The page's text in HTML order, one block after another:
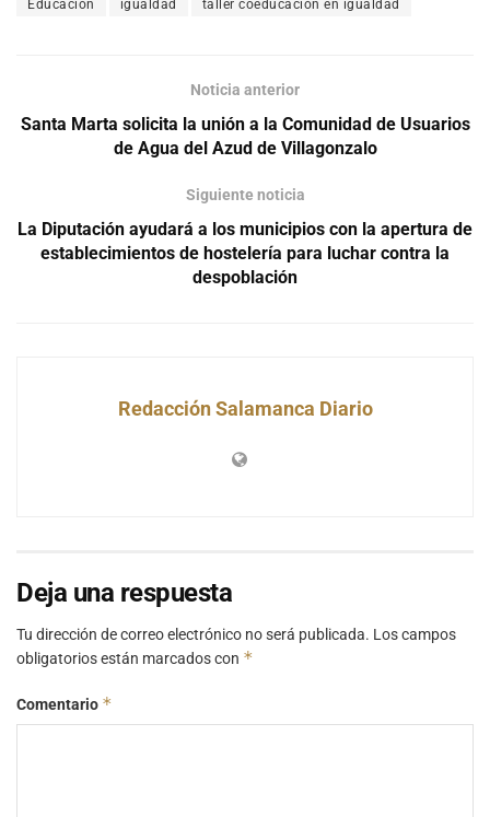
Educación igualdad taller coeducación en igualdad
Noticia anterior
Santa Marta solicita la unión a la Comunidad de Usuarios
de Agua del Azud de Villagonzalo
Siguiente noticia
La Diputación ayudará a los municipios con la apertura de
establecimientos de hostelería para luchar contra la
despoblación
Redacción Salamanca Diario
Deja una respuesta
Tu dirección de correo electrónico no será publicada. Los campos
obligatorios están marcados con *
Comentario *